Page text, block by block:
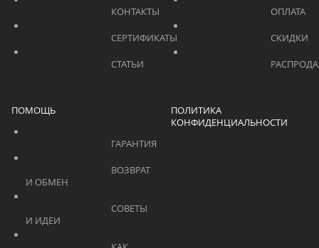
ПОМОЩЬ
ПОЛИТИКА
КОНФИДЕНЦИАЛЬНОСТИ